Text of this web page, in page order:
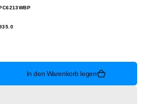
In den Warenkorb legen